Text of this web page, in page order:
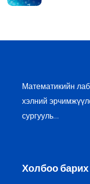
Математикийн
хэлний
сургууль…
Холбоо барих